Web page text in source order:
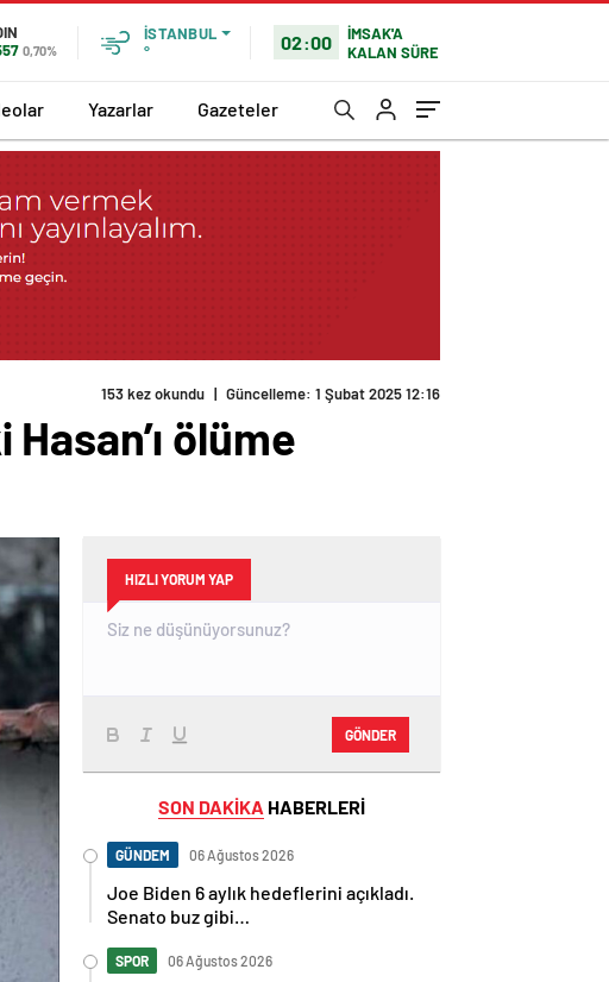
0,70%
İSTANBUL
°
02:00
İMSAK'A
KALAN SÜRE
Yazarlar Gazeteler
153 kez okundu | Güncelleme: 1 Şubat 2025 12:16
ölüme
HIZLI YORUM YAP
GÖNDER
SON DAKİKA HABERLERİ
GÜNDEM 06 Ağustos 2026
Joe Biden 6 aylık hedeflerini açıkladı.
Senato buz gibi…
SPOR 06 Ağustos 2026